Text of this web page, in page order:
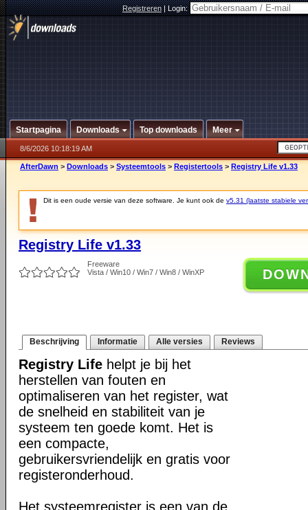
Registreren|Login:
Startpagina Downloads Top downloads Meer
8/6/2026 10:18:19 AM
AfterDawn > Downloads > Systeemtools > Registertools > Registry Life v1.33
Dit is een oude versie van deze software. Je kunt ook de v5.31 (laatste stabiele
Registry Life v1.33
Freeware
Vista / Win10 / Win7 / Win8 / WinXP
Beschrijving Informatie Alle versies Reviews
Registry Life helpt je bij het
herstellen van fouten en
optimaliseren van het register, wat
de snelheid en stabiliteit van je
systeem ten goede komt. Het is
een compacte,
gebruikersvriendelijk en gratis voor
registeronderhoud.
Het systeemregister is een van de